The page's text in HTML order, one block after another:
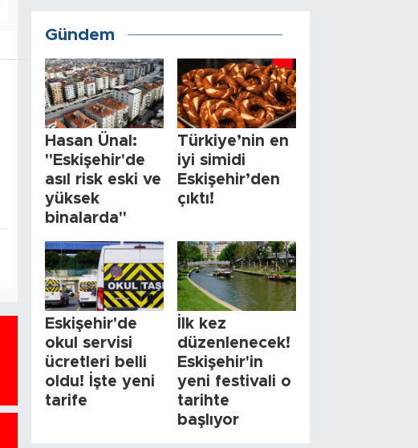
Gündem
Hasan Ünal:
"Eskişehir'de
asıl risk eski ve
yüksek
binalarda"
Türkiye’nin en
iyi simidi
Eskişehir’den
çıktı!
Eskişehir'de
okul servisi
ücretleri belli
oldu! İşte yeni
tarife
İlk kez
düzenlenecek!
Eskişehir'in
yeni festivali o
tarihte
başlıyor